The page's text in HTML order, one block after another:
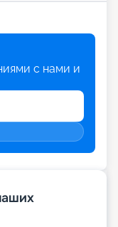
с нами и